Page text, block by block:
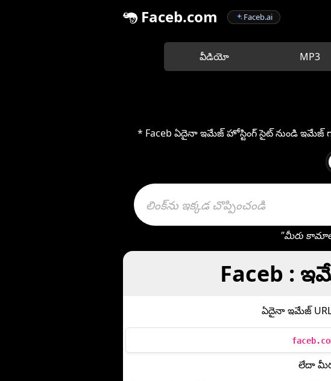
Faceb.com Faceb.ai
వీడియో MP3
* Faceb ఏదైనా ఇమేజ్ హోస్టింగ్ సైట్ నుండి
"మీరు
Faceb :
ఏదైనా ఇమేజ్
లేదా